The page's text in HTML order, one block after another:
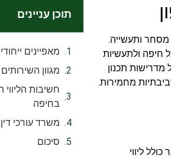
מסחר ותעשייה.
חיפה ולתעשיות
מדרישות תכנון
מחמירות.
ליווי
תוכן עניינים
מאפיינים
מגוון
חשיבות
בחיפה
משרד עורכי
סיכום